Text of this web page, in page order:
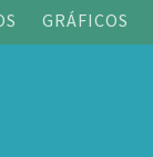
GRÁFICOS